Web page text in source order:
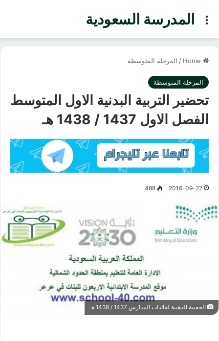
المدرسة السعوديةMenu
/ المرحلة المتوسطة
المرحلة المتوسطة
تحضير التربية البدنية الاول المتوسط
الفصل الاول 1437 / 1438 هـ
2016-09-22
488
الحقيبة الذهبية لقائدات المدارس 1437 / 1438 هـ